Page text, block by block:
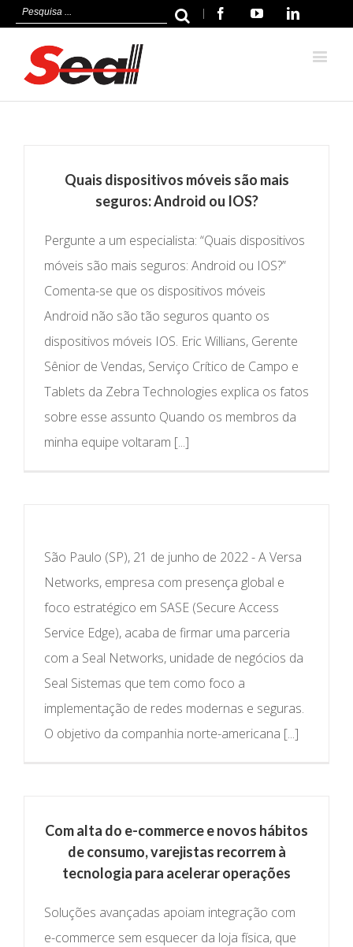
|
FacebookYoutube
Quais dispositivos móveis são mais
seguros: Android ou IOS?
Pergunte a um especialista: “Quais dispositivos
móveis são mais seguros: Android ou IOS?”
Comenta-se que os dispositivos móveis
Android não são tão seguros quanto os
dispositivos móveis IOS. Eric Willians, Gerente
Sênior de Vendas, Serviço Crítico de Campo e
Tablets da Zebra Technologies explica os fatos
sobre esse assunto Quando os membros da
minha equipe voltaram [...]
São Paulo (SP), 21 de junho de 2022 - A Versa
Networks, empresa com presença global e
foco estratégico em SASE (Secure Access
Service Edge), acaba de firmar uma parceria
com a Seal Networks, unidade de negócios da
Seal Sistemas que tem como foco a
implementação de redes modernas e seguras.
O objetivo da companhia norte-americana [...]
Com alta do e-commerce e novos hábitos
de consumo, varejistas recorrem à
tecnologia para acelerar operações
Soluções avançadas apoiam integração com
e-commerce sem esquecer da loja física, que